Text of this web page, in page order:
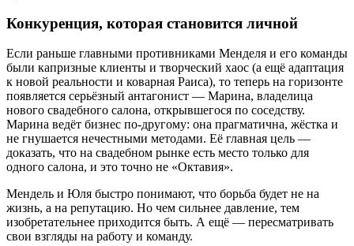
Конкуренция, которая становится личной
Если раньше главными противниками Менделя и его команды
были капризные клиенты и творческий хаос (а ещё адаптация
к новой реальности и коварная Раиса), то теперь на горизонте
появляется серьёзный антагонист — Марина, владелица
нового свадебного салона, открывшегося по соседству.
Марина ведёт бизнес по-другому: она прагматична, жёстка и
не гнушается нечестными методами. Её главная цель —
доказать, что на свадебном рынке есть место только для
одного салона, и это точно не «Октавия».
Мендель и Юля быстро понимают, что борьба будет не на
жизнь, а на репутацию. Но чем сильнее давление, тем
изобретательнее приходится быть. А ещё — пересматривать
свои взгляды на работу и команду.